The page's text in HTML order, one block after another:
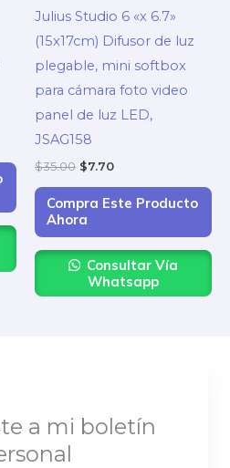
Julius Studio 6 «x 6.7»
(15x17cm) Difusor de luz
plegable, mini softbox
para cámara foto video
panel de luz LED,
JSAG158
$35.00 $7.70
Compra Este Producto
Ahora
Consultar Vía
Whatsapp
a mi boletín